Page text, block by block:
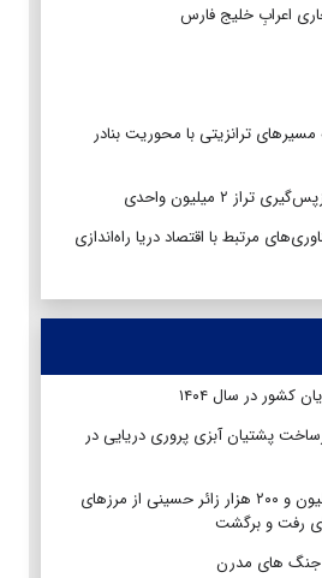
اعرابِ خلیج فارس
ترانزیتی با محوریت بنادر
۲ میلیون واحدی
مرتبط با اقتصاد دریا راه‌اندازی
پشتیان آبزی پروری دریایی در
ثبت تردد بیش از ۵ میلیون و ۲۰۰ هزار زائر حسینی از مرزهای
رفت و برگشت
های مدرن